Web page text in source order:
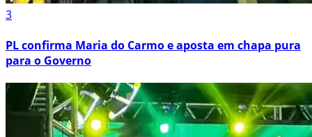
3
PL confirma Maria do Carmo e aposta em chapa pura
para o Governo